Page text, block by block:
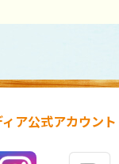
ア公式アカウント